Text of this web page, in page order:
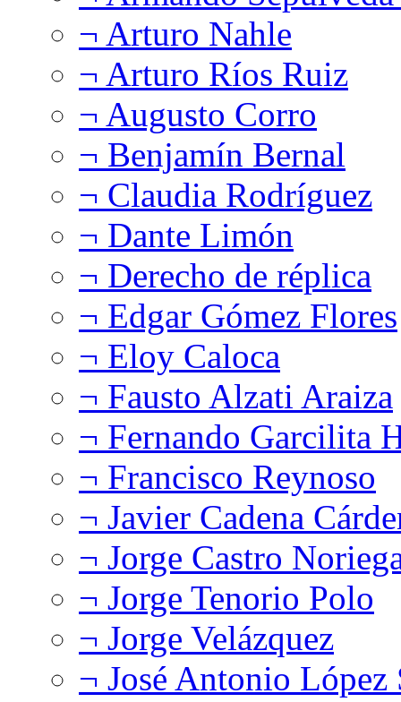
¬ Arturo Nahle
¬ Arturo Ríos Ruiz
¬ Augusto Corro
¬ Benjamín Bernal
¬ Claudia Rodríguez
¬ Dante Limón
¬ Derecho de réplica
¬ Edgar Gómez Flores
¬ Eloy Caloca
¬ Fausto Alzati Araiza
¬ Fernando Garcilita
¬ Francisco Reynoso
¬ Javier Cadena
¬ Jorge Castro
¬ Jorge Tenorio Polo
¬ Jorge Velázquez
¬ José Antonio López